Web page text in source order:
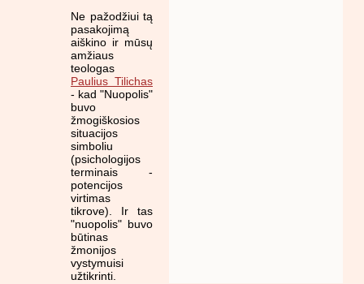
Ne pažodžiui tą
pasakojimą
aiškino ir mūsų
amžiaus
teologas
Paulius Tilichas
- kad "Nuopolis"
buvo
žmogiškosios
situacijos
simboliu
(psichologijos
terminais -
potencijos
virtimas
tikrove). Ir tas
"nuopolis" buvo
būtinas
žmonijos
vystymuisi
užtikrinti.